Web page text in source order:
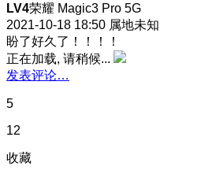
LV4荣耀 Magic3 Pro 5G
2021-10-18 18:50 属地未知
盼了好久了！！！！
正在加载, 请稍候...
发表评论…
5
12
收藏